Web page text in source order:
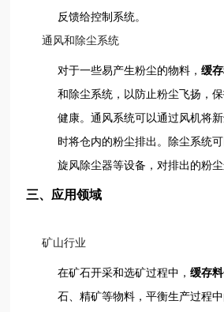
反馈给控制系统。
通风和除尘系统
对于一些易产生粉尘的物料，缓
和除尘系统，以防止粉尘飞扬，
健康。通风系统可以通过风机将
时将仓内的粉尘排出。除尘系统可
旋风除尘器等设备，对排出的粉尘
三、应用领域
矿山行业
在矿石开采和选矿过程中，缓存
石、精矿等物料，平衡生产过程中